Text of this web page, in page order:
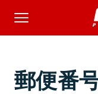
郵便番